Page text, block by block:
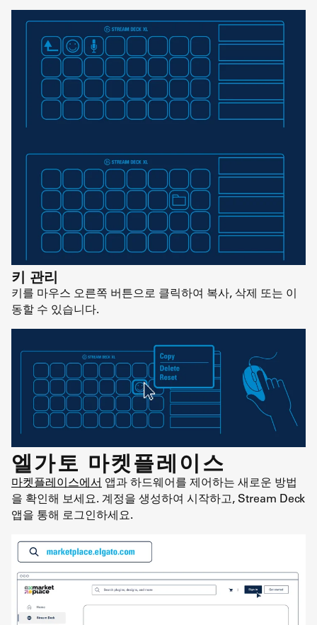
키 관리
키를 마우스 오른쪽 버튼으로 클릭하여 복사, 삭제 또는 이
동할 수 있습니다.
엘가토 마켓플레이스
마켓플레이스에서 앱과 하드웨어를 제어하는 새로운 방법
을 확인해 보세요. 계정을 생성하여 시작하고, Stream Deck
앱을 통해 로그인하세요.